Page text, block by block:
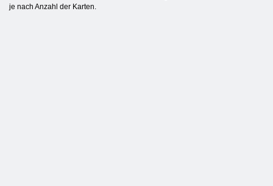
je nach Anzahl der Karten.